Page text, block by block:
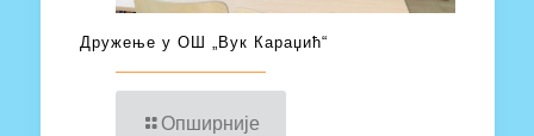
Дружење у ОШ „Вук Караџић“
Опширније